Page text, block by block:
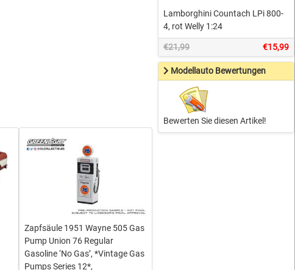
Zapfsäule 1951 Wayne 505 Gas
Pump Union 76 Regular
Gasoline ‘No Gas’, *Vintage Gas
Pumps Series 12*,
Lamborghini Countach LPi 800-
4, rot Welly 1:24
€21,99 €15,99
Modellauto Bewertungen
Bewerten Sie diesen Artikel!